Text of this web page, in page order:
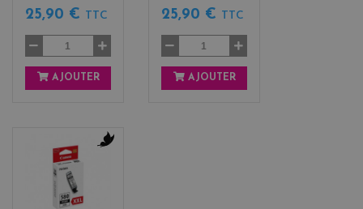
25,90 € TTC
AJOUTER
25,90 € TTC
AJOUTER